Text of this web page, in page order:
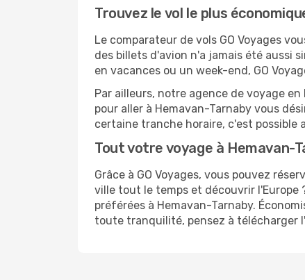
Trouvez le vol le plus
Le comparateur de vols GO Voyages
des billets d'avion n'a jamais été aussi
en vacances ou un week-end, GO
Par ailleurs, notre agence de voyage
pour aller à Hemavan-Tarnaby vous
certaine tranche horaire, c'est possible
Tout votre voyage à Hemavan-
Grâce à GO Voyages, vous pouvez
ville tout le temps et découvrir l'Europe
préférées à Hemavan-Tarnaby.
toute tranquilité, pensez à télécharger